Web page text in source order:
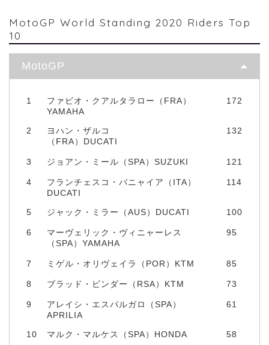
MotoGP World Standing 2020 Riders Top
10
MotoGP
1
ファビオ・クアルタラロー（FRA）
YAMAHA
172
2
ヨハン・ザルコ
（FRA）DUCATI
132
3 ジョアン・ミール（SPA）SUZUKI 121
4
フランチェスコ・バニャイア（ITA）
DUCATI
114
5 ジャック・ミラー（AUS）DUCATI 100
6
マーヴェリック・ヴィニャーレス
（SPA）YAMAHA
95
7 ミゲル・オリヴェイラ（POR）KTM 85
8 ブラッド・ビンダー（RSA）KTM 73
9
アレイシ・エスパルガロ（SPA）
APRILIA
61
10 マルク・マルケス（SPA）HONDA 58